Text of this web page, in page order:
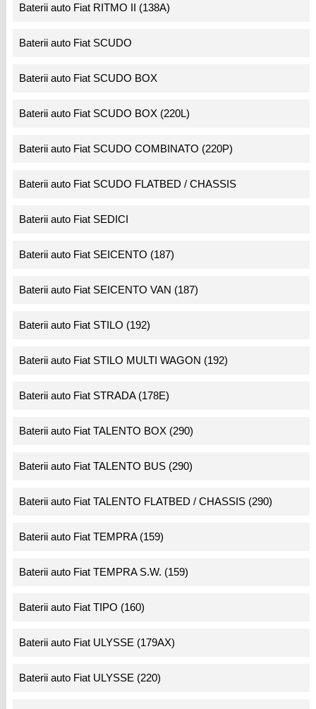
Baterii auto Fiat RITMO II (138A)
Baterii auto Fiat SCUDO
Baterii auto Fiat SCUDO BOX
Baterii auto Fiat SCUDO BOX (220L)
Baterii auto Fiat SCUDO COMBINATO (220P)
Baterii auto Fiat SCUDO FLATBED / CHASSIS
Baterii auto Fiat SEDICI
Baterii auto Fiat SEICENTO (187)
Baterii auto Fiat SEICENTO VAN (187)
Baterii auto Fiat STILO (192)
Baterii auto Fiat STILO MULTI WAGON (192)
Baterii auto Fiat STRADA (178E)
Baterii auto Fiat TALENTO BOX (290)
Baterii auto Fiat TALENTO BUS (290)
Baterii auto Fiat TALENTO FLATBED / CHASSIS (290)
Baterii auto Fiat TEMPRA (159)
Baterii auto Fiat TEMPRA S.W. (159)
Baterii auto Fiat TIPO (160)
Baterii auto Fiat ULYSSE (179AX)
Baterii auto Fiat ULYSSE (220)